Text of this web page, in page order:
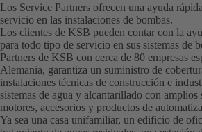
Los Service Partners ofrecen una ayuda
servicio en las instalaciones de bombas.
Los clientes de KSB pueden contar con la
para todo tipo de servicio en sus sistemas de
Partners de KSB con cerca de 80 empresas
Alemania, garantiza un suministro de
instalaciones técnicas de construcción e
sistemas de agua y alcantarillado con amplios
motores, accesorios y productos de
Ya sea una casa unifamiliar, un edificio de